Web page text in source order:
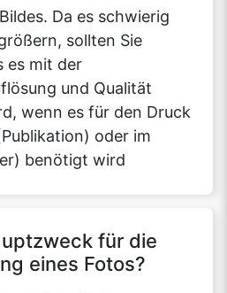
Da es schwierig
sollten Sie
es mit der
und Qualität
wenn es für den Druck
oder im
benötigt wird
für die
eines Fotos?